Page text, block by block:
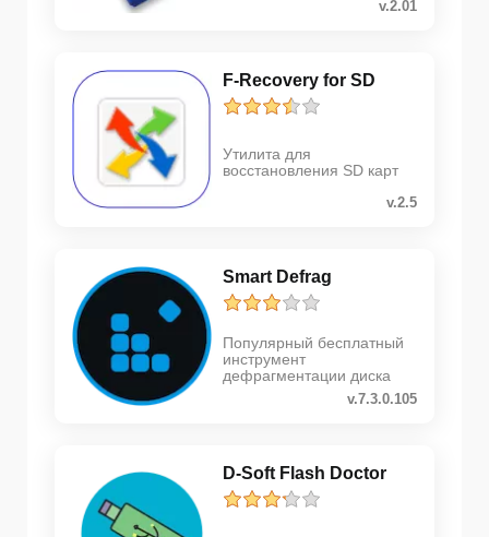
v.2.01
F-Recovery for SD
Утилита для
восстановления SD карт
v.2.5
Smart Defrag
Популярный бесплатный
инструмент
дефрагментации диска
v.7.3.0.105
D-Soft Flash Doctor